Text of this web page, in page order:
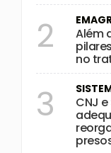
2 Além
no
3 CNJ